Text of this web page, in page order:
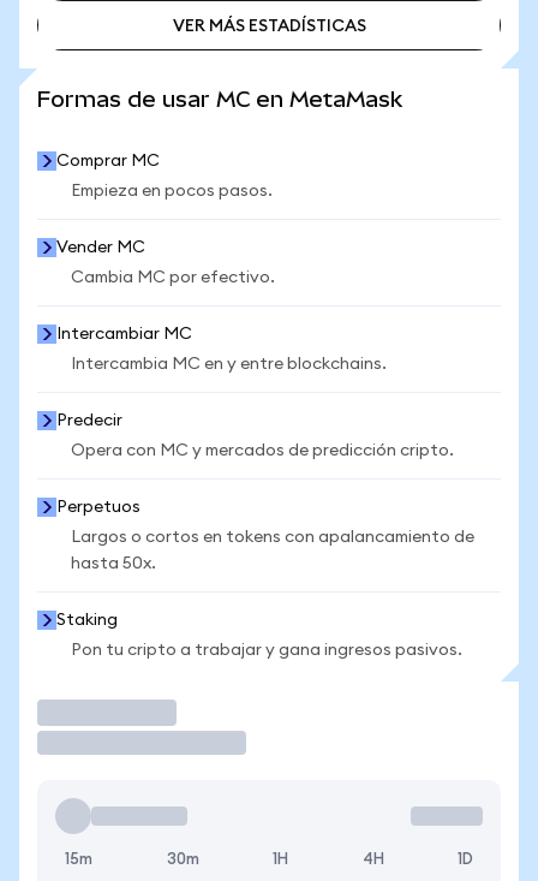
VER MÁS ESTADÍSTICAS
Formas de usar MC en MetaMask
Comprar MC
Empieza en pocos pasos.
Vender MC
Cambia MC por efectivo.
Intercambiar MC
Intercambia MC en y entre blockchains.
Predecir
Opera con MC y mercados de predicción cripto.
Perpetuos
Largos o cortos en tokens con apalancamiento de
hasta 50x.
Staking
Pon tu cripto a trabajar y gana ingresos pasivos.
15m 30m 1H 4H 1D